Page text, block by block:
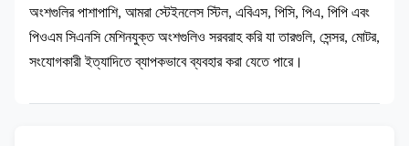
অংশগুলির পাশাপাশি, আমরা স্টেইনলেস স্টিল, এবিএস, পিসি, পিএ, পিপি এবং
পিওএম সিএনসি মেশিনযুক্ত অংশগুলিও সরবরাহ করি যা তারগুলি, সেন্সর, মোটর,
সংযোগকারী ইত্যাদিতে ব্যাপকভাবে ব্যবহার করা যেতে পারে।